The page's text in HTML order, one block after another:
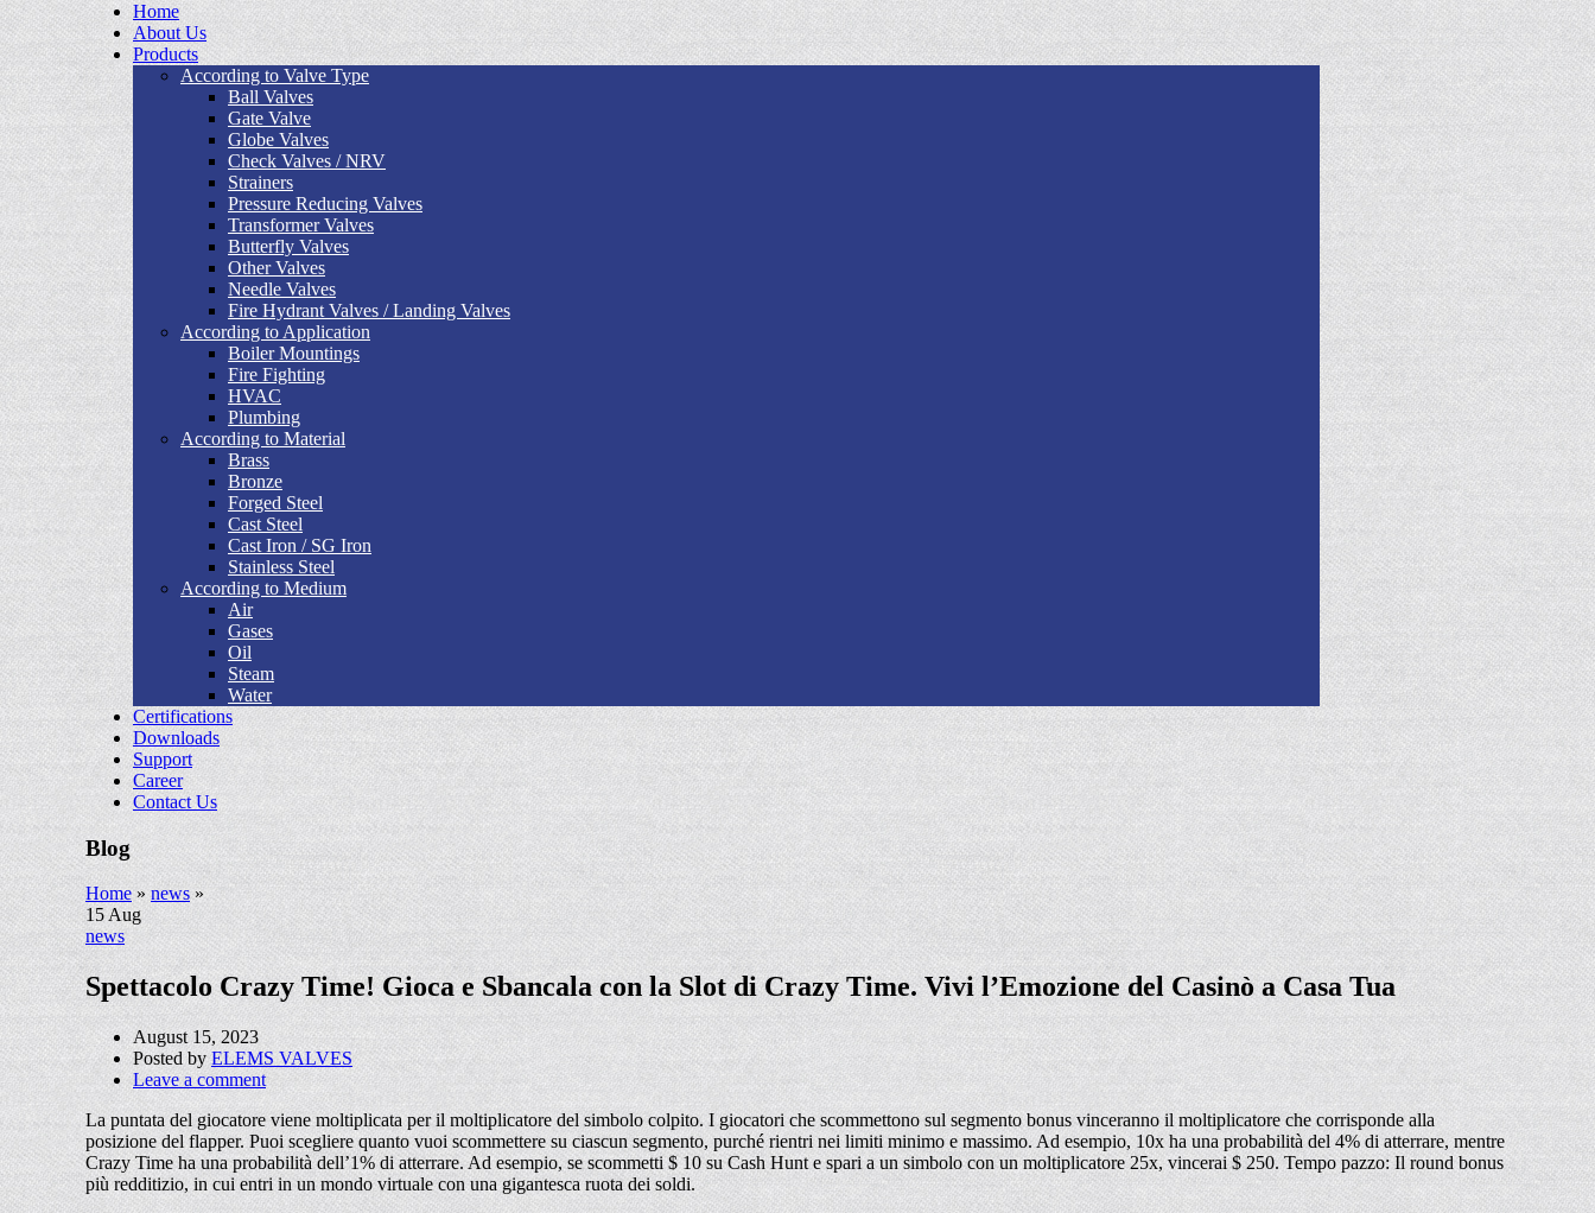
Home
About Us
Products
According to Valve Type
Ball Valves
Gate Valve
Globe Valves
Check Valves / NRV
Strainers
Pressure Reducing Valves
Transformer Valves
Butterfly Valves
Other Valves
Needle Valves
Fire Hydrant Valves / Landing Valves
According to Application
Boiler Mountings
Fire Fighting
HVAC
Plumbing
According to Material
Brass
Bronze
Forged Steel
Cast Steel
Cast Iron / SG Iron
Stainless Steel
According to Medium
Air
Gases
Oil
Steam
Water
Certifications
Downloads
Support
Career
Contact Us
Blog
Home »news»
15Aug
news
Spettacolo Crazy Time! Gioca e Sbancala con la Slot di Crazy Time. Vivi l’Emozione del Casinò a Casa Tua
August 15, 2023
Posted byELEMS VALVES
Leave a comment
La puntata del giocatore viene moltiplicata per il moltiplicatore del simbolo colpito. I giocatori che scommettono sul segmento bonus vinceranno il moltiplicatore che corrisponde alla
posizione del flapper. Puoi scegliere quanto vuoi scommettere su ciascun segmento, purché rientri nei limiti minimo e massimo. Ad esempio, 10x ha una probabilità del 4% di atterrare, mentre
Crazy Time ha una probabilità dell’1% di atterrare. Ad esempio, se scommetti $ 10 su Cash Hunt e spari a un simbolo con un moltiplicatore 25x, vincerai $ 250. Tempo pazzo: Il round bonus
più redditizio, in cui entri in un mondo virtuale con una gigantesca ruota dei soldi.